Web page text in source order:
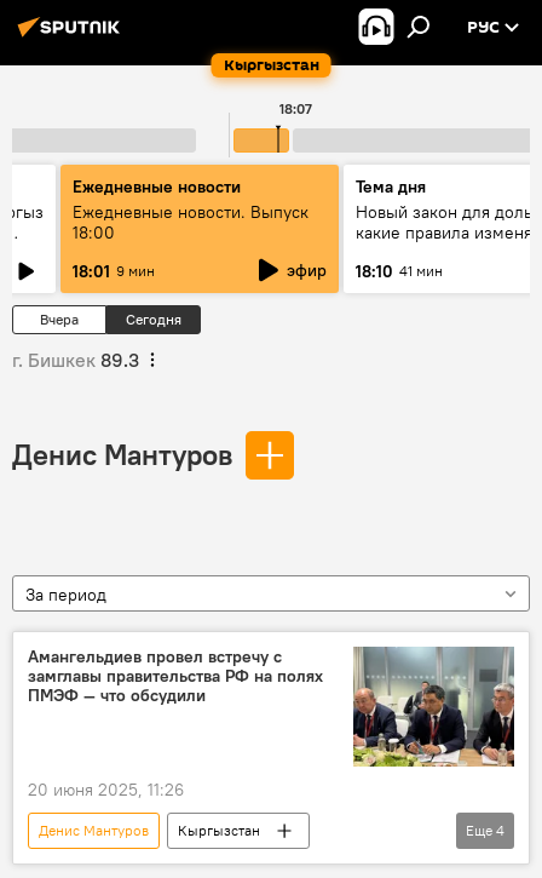
Кыргызстан
РУС
18:07
Ежедневные новости
Ежедневные новости. Выпуск
18:00
18:01 9 мин эфир
Тема дня
Новый закон для
какие правила
18:10 41 мин
Вчера Сегодня
г. Бишкек 89.3
Денис Мантуров
За период
Амангельдиев провел встречу с
замглавы правительства РФ на полях
ПМЭФ — что обсудили
20 июня 2025, 11:26
Денис Мантуров
Кыргызстан
сотрудничество
Еще 4